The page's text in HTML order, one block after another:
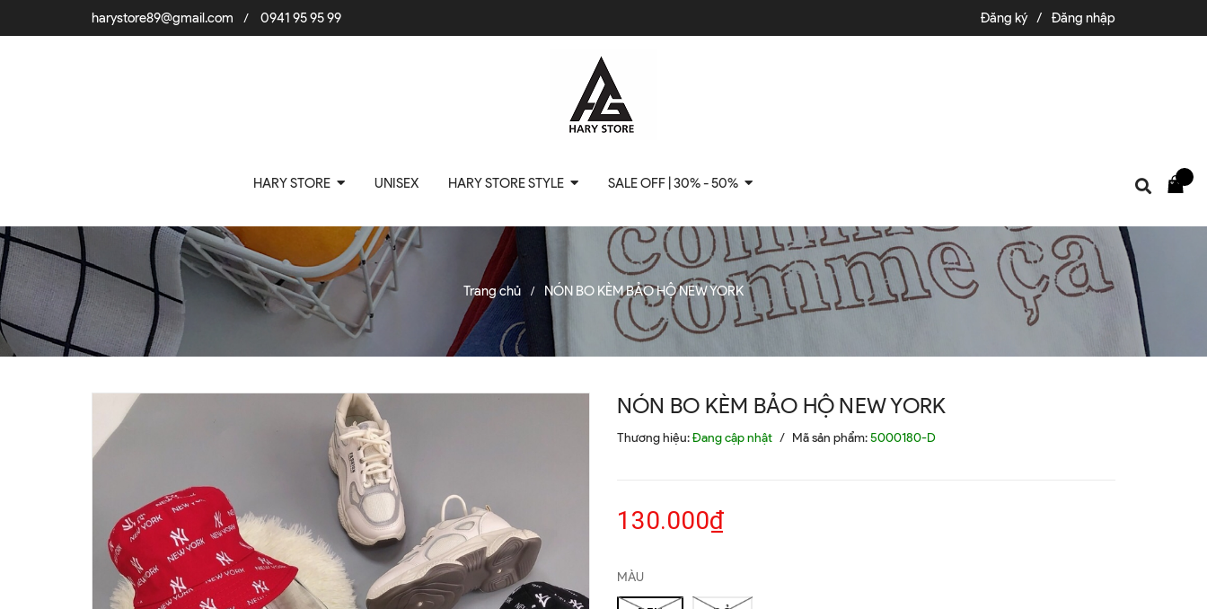
harystore89@gmail.com / 0941 95 95 99 Đăng ký / Đăng nhập
HARY STORE UNISEX HARY STORE STYLE SALE OFF | 30% - 50%
Trang chủ / NÓN BO KÈM BẢO HỘ NEW YORK
NÓN BO KÈM BẢO HỘ NEW YORK
Thương hiệu:Đang cập nhật / Mã sản phẩm:5000180-D
130.000₫
MÀU